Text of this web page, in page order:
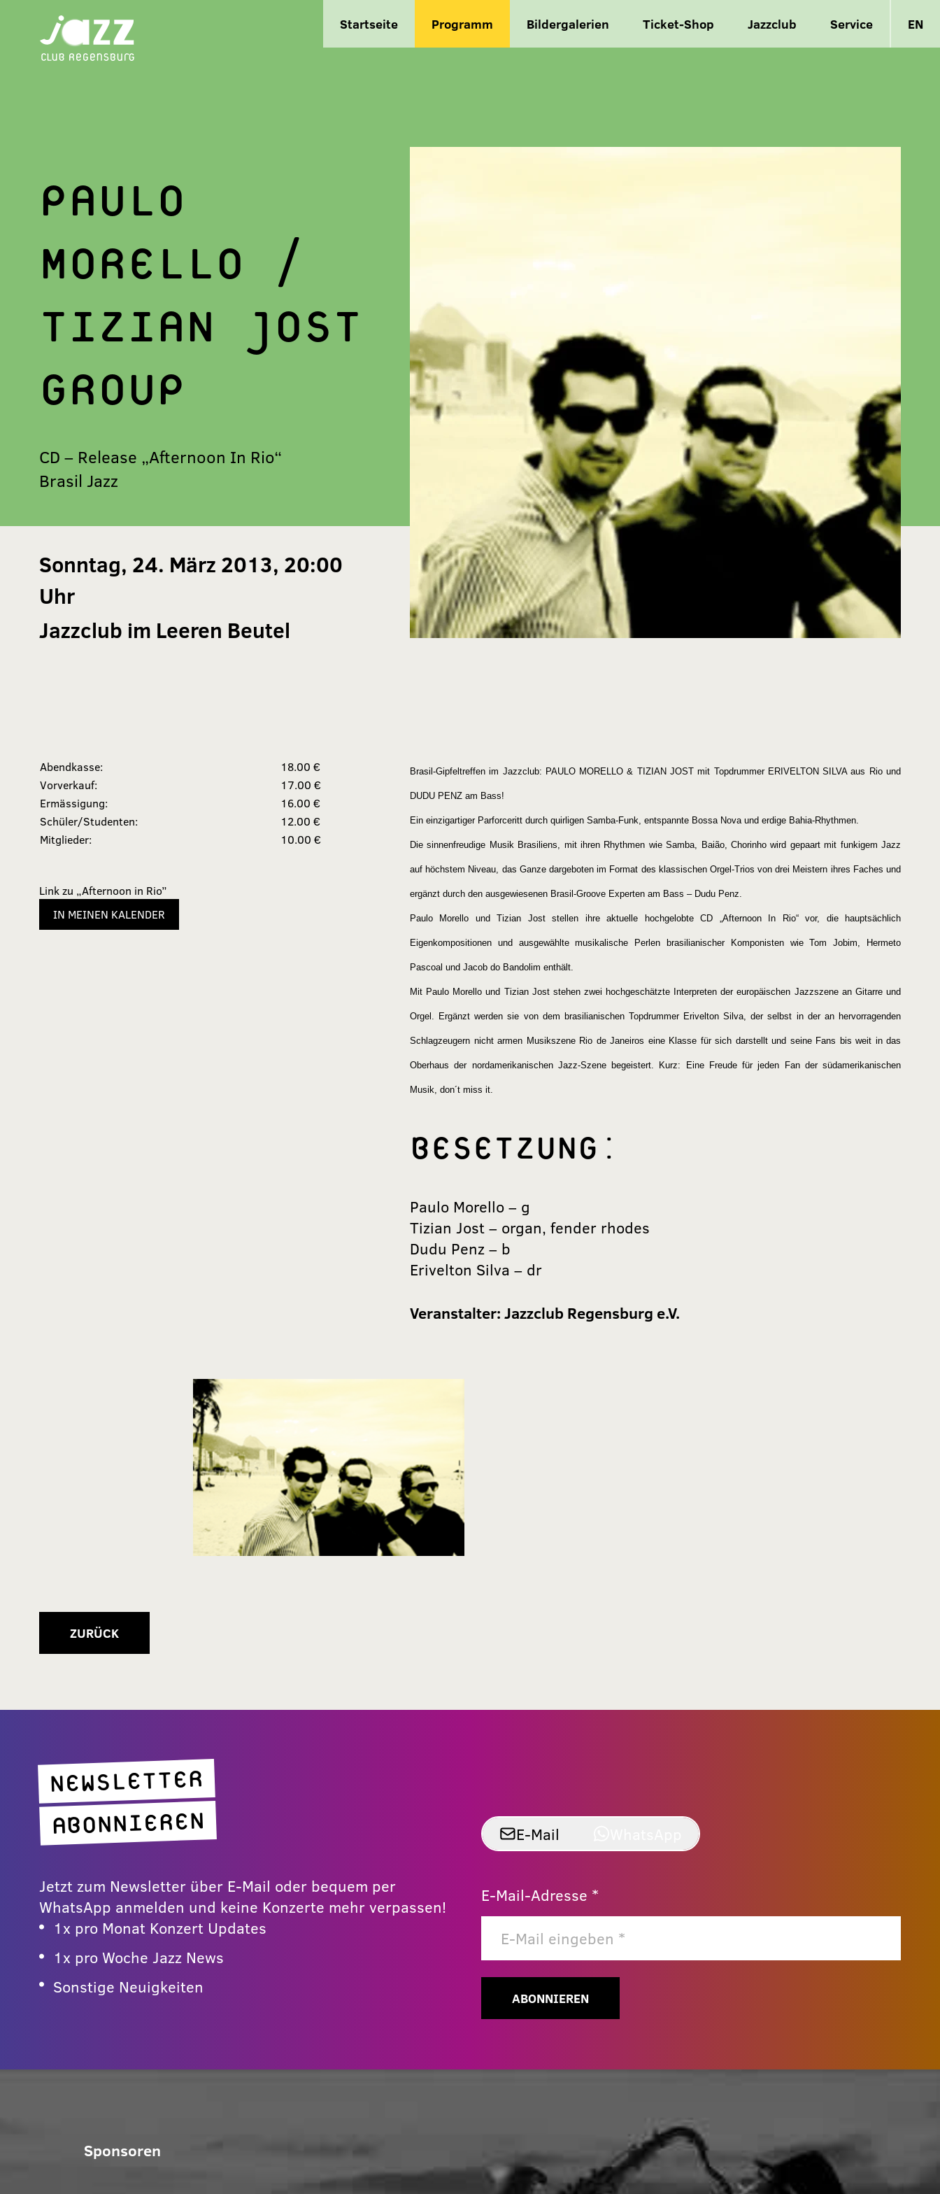
Startseite Programm Bildergalerien Ticket-Shop Jazzclub Service EN
PAULO
MORELLO /
TIZIAN JOST
GROUP
CD – Release „Afternoon In Rio“
Brasil Jazz
Sonntag, 24. März 2013, 20:00
Uhr
Jazzclub im Leeren Beutel
Abendkasse:
18.00 €
Vorverkauf:
17.00 €
Ermässigung:
16.00 €
Schüler/Studenten:
12.00 €
Mitglieder:
10.00 €
Link zu „Afternoon in Rio”
IN MEINEN KALENDER
Brasil-Gipfeltreffen im Jazzclub: PAULO MORELLO & TIZIAN JOST mit Topdrummer ERIVELTON SILVA aus Rio und
DUDU PENZ am Bass!
Ein einzigartiger Parforceritt durch quirligen Samba-Funk, entspannte Bossa Nova und erdige Bahia-Rhythmen.
Die sinnenfreudige Musik Brasiliens, mit ihren Rhythmen wie Samba, Baião, Chorinho wird gepaart mit funkigem Jazz
auf höchstem Niveau, das Ganze dargeboten im Format des klassischen Orgel-Trios von drei Meistern ihres Faches und
ergänzt durch den ausgewiesenen Brasil-Groove Experten am Bass – Dudu Penz.
Paulo Morello und Tizian Jost stellen ihre aktuelle hochgelobte CD „Afternoon In Rio“ vor, die hauptsächlich
Eigenkompositionen und ausgewählte musikalische Perlen brasilianischer Komponisten wie Tom Jobim, Hermeto
Pascoal und Jacob do Bandolim enthält.
Mit Paulo Morello und Tizian Jost stehen zwei hochgeschätzte Interpreten der europäischen Jazzszene an Gitarre und
Orgel. Ergänzt werden sie von dem brasilianischen Topdrummer Erivelton Silva, der selbst in der an hervorragenden
Schlagzeugern nicht armen Musikszene Rio de Janeiros eine Klasse für sich darstellt und seine Fans bis weit in das
Oberhaus der nordamerikanischen Jazz-Szene begeistert. Kurz: Eine Freude für jeden Fan der südamerikanischen
Musik, don´t miss it.
BESETZUNG:
Paulo Morello – g
Tizian Jost – organ, fender rhodes
Dudu Penz – b
Erivelton Silva – dr
Veranstalter: Jazzclub Regensburg e.V.
ZURÜCK
NEWSLETTER
ABONNIEREN
Jetzt zum Newsletter über E-Mail oder bequem per
WhatsApp anmelden und keine Konzerte mehr verpassen!
1x pro Monat Konzert Updates
1x pro Woche Jazz News
Sonstige Neuigkeiten
E-Mail
E-Mail-Adresse *
ABONNIEREN
Sponsoren